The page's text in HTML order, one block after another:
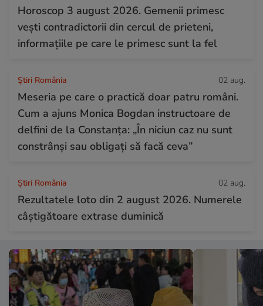
Horoscop 3 august 2026. Gemenii primesc
vești contradictorii din cercul de prieteni,
informațiile pe care le primesc sunt la fel
Știri România 02 aug.
Meseria pe care o practică doar patru români.
Cum a ajuns Monica Bogdan instructoare de
delfini de la Constanța: „În niciun caz nu sunt
constrânși sau obligați să facă ceva”
Știri România 02 aug.
Rezultatele loto din 2 august 2026. Numerele
câștigătoare extrase duminică